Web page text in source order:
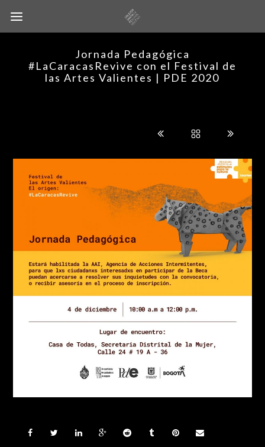
Jornada Pedagógica
#LaCaracasRevive con el Festival de
las Artes Valientes | PDE 2020